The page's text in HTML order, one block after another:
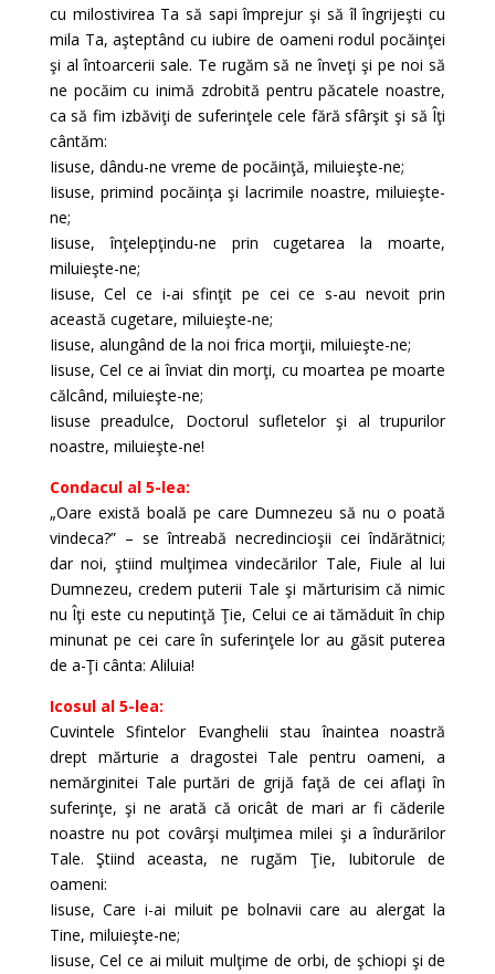
cu milostivirea Ta să sapi împrejur şi să îl îngrijeşti cu
mila Ta, aşteptând cu iubire de oameni rodul pocăinţei
şi al întoarcerii sale. Te rugăm să ne înveţi şi pe noi să
ne pocăim cu inimă zdrobită pentru păcatele noastre,
ca să fim izbăviţi de suferinţele cele fără sfârşit şi să Îţi
cântăm:
Iisuse, dându-ne vreme de pocăinţă, miluieşte-ne;
Iisuse, primind pocăinţa şi lacrimile noastre, miluieşte-
ne;
Iisuse, înţelepţindu-ne prin cugetarea la moarte,
miluieşte-ne;
Iisuse, Cel ce i-ai sfinţit pe cei ce s-au nevoit prin
această cugetare, miluieşte-ne;
Iisuse, alungând de la noi frica morţii, miluieşte-ne;
Iisuse, Cel ce ai înviat din morţi, cu moartea pe moarte
călcând, miluieşte-ne;
Iisuse preadulce, Doctorul sufletelor şi al trupurilor
noastre, miluieşte-ne!
Condacul al 5-lea:
„Oare există boală pe care Dumnezeu să nu o poată
vindeca?” – se întreabă necredincioşii cei îndărătnici;
dar noi, ştiind mulţimea vindecărilor Tale, Fiule al lui
Dumnezeu, credem puterii Tale şi mărturisim că nimic
nu Îţi este cu neputinţă Ţie, Celui ce ai tămăduit în chip
minunat pe cei care în suferinţele lor au găsit puterea
de a-Ţi cânta: Aliluia!
Icosul al 5-lea:
Cuvintele Sfintelor Evanghelii stau înaintea noastră
drept mărturie a dragostei Tale pentru oameni, a
nemărginitei Tale purtări de grijă faţă de cei aflaţi în
suferinţe, şi ne arată că oricât de mari ar fi căderile
noastre nu pot covârşi mulţimea milei şi a îndurărilor
Tale. Ştiind aceasta, ne rugăm Ţie, Iubitorule de
oameni:
Iisuse, Care i-ai miluit pe bolnavii care au alergat la
Tine, miluieşte-ne;
Iisuse, Cel ce ai miluit mulţime de orbi, de şchiopi şi de